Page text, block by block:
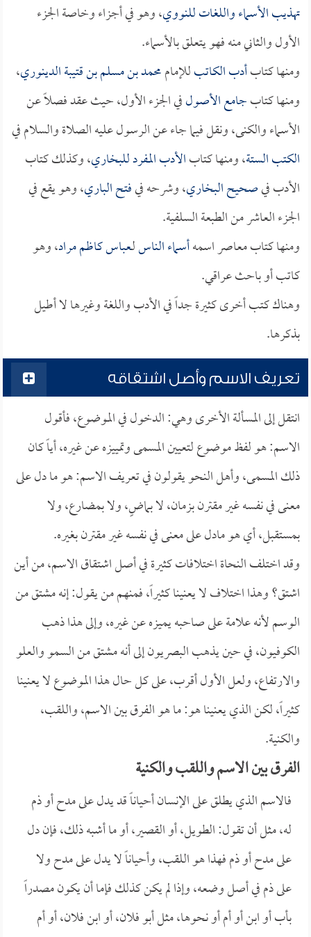
تهذيب الأسماء واللغاتللنووي، وهو في أجزاء وخاصة الجزء
الأول والثاني منه فهو يتعلق بالأسماء.
ومنها كتابأدب الكاتبللإماممحمد بن مسلم بن قتيبة الدينوري،
ومنها كتابجامع الأصولفي الجزء الأول، حيث عقد فصلاً عن
الأسماء والكنى، ونقل فيما جاء عن الرسول عليه الصلاة والسلام في
الكتب الستة، ومنها كتابالأدب المفردللبخاري، وكذلك كتاب
الأدب فيصحيح البخاري، وشرحه فيفتح الباري، وهو يقع في
الجزء العاشر من الطبعة السلفية.
ومنها كتاب معاصر اسمهأسماء الناسلـعباس كاظم مراد، وهو
كاتب أو باحث عراقي.
وهناك كتب أخرى كثيرة جداً في الأدب واللغة وغيرها لا أطيل
بذكرها.
تعريف الاسم وأصل اشتقاقه
انتقل إلى المسألة الأخرى وهي: الدخول في الموضوع، فأقول
الاسم: هو لفظ موضوع لتعيين المسمى وتمييزه عن غيره، أياً كان
ذلك المسمى، وأهل النحو يقولون في تعريف الاسم: هو ما دل على
معنى في نفسه غير مقترن بزمان، لا بماضٍ، ولا بمضارع، ولا
بمستقبل، أي هو مادل على معنى في نفسه غير مقترن بغيره.
وقد اختلف النحاة اختلافات كثيرة في أصل اشتقاق الاسم، من أين
اشتق؟ وهذا اختلاف لا يعنينا كثيراً، فمنهم من يقول: إنه مشتق من
الوسم لأنه علامة على صاحبه يميزه عن غيره، وإلى هذا ذهب
الكوفيون، في حين يذهب البصريون إلى أنه مشتق من السمو والعلو
والارتفاع، ولعل الأول أقرب، على كل حال هذا الموضوع لا يعنينا
كثيراً، لكن الذي يعنينا هو: ما هو الفرق بين الاسم، واللقب،
والكنية.
الفرق بين الاسم واللقب والكنية
فالاسم الذي يطلق على الإنسان أحياناً قد يدل على مدح أو ذم
له، مثل أن تقول: الطويل، أو القصير، أو ما أشبه ذلك، فإن دل
على مدح أو ذم فهذا هو اللقب، وأحياناً لا يدل على مدح ولا
على ذم في أصل وضعه، وإذا لم يكن كذلك فإما أن يكون مصدراً
بأب أو ابن أو أم أو نحوها، مثل أبو فلان، أو ابن فلان، أو أم